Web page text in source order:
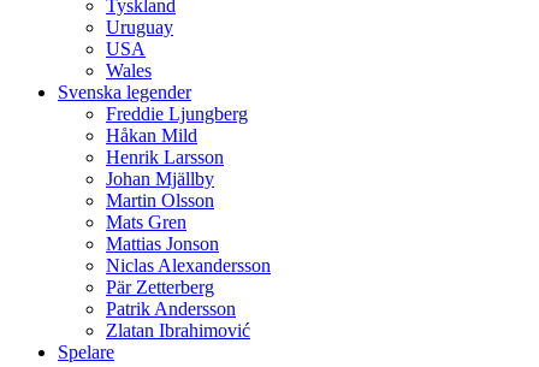
Tyskland
Uruguay
USA
Wales
Svenska legender
Freddie Ljungberg
Håkan Mild
Henrik Larsson
Johan Mjällby
Martin Olsson
Mats Gren
Mattias Jonson
Niclas Alexandersson
Pär Zetterberg
Patrik Andersson
Zlatan Ibrahimović
Spelare